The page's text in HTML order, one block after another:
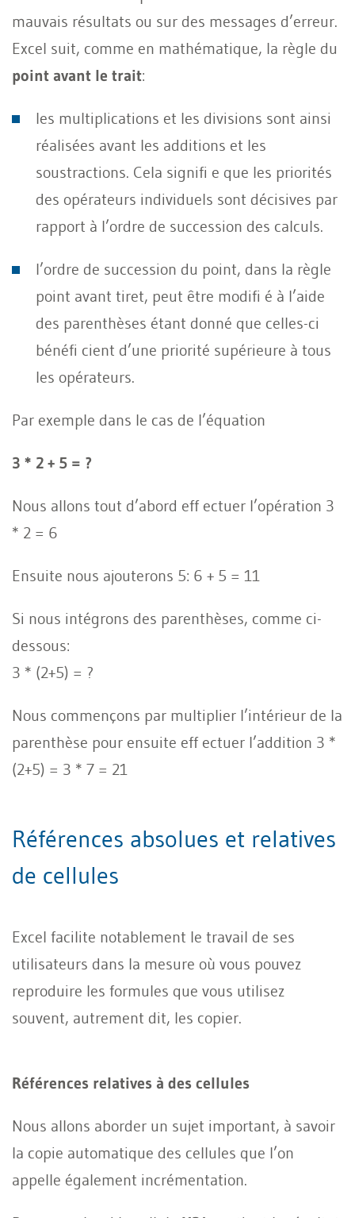
mauvais résultats ou sur des messages d’erreur.
Excel suit, comme en mathématique, la règle du
point avant le trait:
les multiplications et les divisions sont ainsi
réalisées avant les additions et les
soustractions. Cela signifi e que les priorités
des opérateurs individuels sont décisives par
rapport à l’ordre de succession des calculs.
l’ordre de succession du point, dans la règle
point avant tiret, peut être modifi é à l’aide
des parenthèses étant donné que celles-ci
bénéfi cient d’une priorité supérieure à tous
les opérateurs.
Par exemple dans le cas de l’équation
3 * 2 + 5 = ?
Nous allons tout d’abord eff ectuer l’opération 3
* 2 = 6
Ensuite nous ajouterons 5: 6 + 5 = 11
Si nous intégrons des parenthèses, comme ci-
dessous:
3 * (2+5) = ?
Nous commençons par multiplier l’intérieur de la
parenthèse pour ensuite eff ectuer l’addition 3 *
(2+5) = 3 * 7 = 21
Références absolues et relatives
de cellules
Excel facilite notablement le travail de ses
utilisateurs dans la mesure où vous pouvez
reproduire les formules que vous utilisez
souvent, autrement dit, les copier.
Références relatives à des cellules
Nous allons aborder un sujet important, à savoir
la copie automatique des cellules que l’on
appelle également incrémentation.